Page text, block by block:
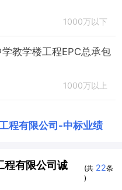
1000万以下
教学楼工程EPC总承包
1000万以上
程有限公司 -中标业绩
程有限公司诚
(共 22条
)